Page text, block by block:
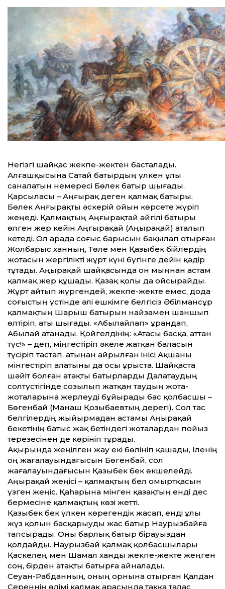
Негізгі шайқас жекпе-жектен басталады.
Алғашқысына Сатай батырдың үлкен ұлы
саналатын немересі Бөлек батыр шығады.
Қарсыласы – Аңғырақ деген қалмақ батыры.
Бөлек Аңғырақты әскерій ойын көрсете жүріп
жеңеді. Қалмақтың Аңғырақтай әйгілі батыры
өлген жер кейін Аңғырақай (Аңырақай) аталып
кетеді. Ол арада соғыс барысын бақылап отырған
Жолбарыс ханның, Төле мен Қазыбек бійлердің
жотасын жергілікті жұрт күні бүгінге дейін қәдір
тұтады. Аңырақай шайқасында он мыңнан астам
қалмақ жер құшады. Қазақ қолы да ойсырайды.
Жұрт айтып жүргендей, жекпе-жекте емес, дода
соғыстың үстінде әлі ешкімге белгісіз Әбілмансұр
қалмақтың Шарыш батырын найзамен шаншып
өлтіріп, аты шығады. «Абылайлап» ұрандап,
Абылай атанады. Қойгелдінің: «Атасы басқа, ат­тан
түс!» – деп, міңгестіріп әкеле жатқан баласын
түсіріп тастап, атынан айрылған інісі Ақшаны
мінгестіріп алатыны да осы ұрыста. Шайқаста
шәйіт болған атақты батырларды Далатаудың
солтүстігінде созылып жатқан таудың жота-
жоталарына жерлеуді бұйырады бас қолбасшы –
Бөгенбай (Манаш Қозыбаевтың дерегі). Сол тас
белгілердің жыйырмадан астамы Аңырақай
бекетінің батыс жақ бетіндегі жоталардан пойыз
терезесінен де көрініп тұрады.
Ақырында жеңілген жау екі бөлініп қашады, Іленің
оң жағалауындағысын Бөгенбай, сол
жағалауындағысын Қазыбек бек өкшелейді.
Аңырақай жеңісі – қалмақтың бел омыртқасын
үзген жеңіс. Қаһарына мінген қазақтың енді дес
бермесіне қалмақтың көзі жет­ті.
Қазыбек бек үлкен көрегендік жасап, енді ұлы
жүз қолын басқарыуды жас батыр Наурызбайға
тапсырады. Оны барлық батыр бірауыздан
қолдайды. Наурызбай қалмақ қолбасшылары
Қаскелең мен Шамал ханды жекпе-жекте жеңген
соң, бірден атақты батырға айналады.
Сеуан-Рабданның, оның орнына отырған Қалдан
Сереннің өлімі қалмақ арасында таққа талас